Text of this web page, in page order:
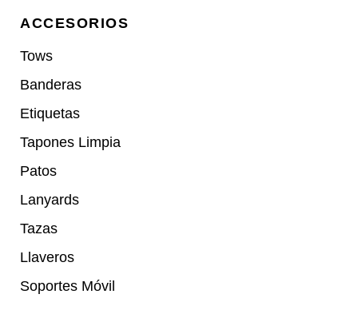
ACCESORIOS
Tows
Banderas
Etiquetas
Tapones Limpia
Patos
Lanyards
Tazas
Llaveros
Soportes Móvil